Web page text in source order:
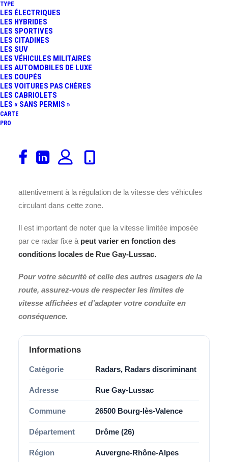
TYPE
LES ÉLECTRIQUES
LES HYBRIDES
LES SPORTIVES
LES CITADINES
LES SUV
LES VÉHICULES MILITAIRES
LES AUTOMOBILES DE LUXE
LES COUPÉS
LES VOITURES PAS CHÈRES
LES CABRIOLETS
LES « SANS PERMIS »
CARTE
PRO
CeRadar vitesse fixe discriminant, capable de
fixée à90 , a été installé depuis le
Bourg-lès-Valence , aux environs de
attentivement à la régulation de la vitesse des véhicules
circulant dans cette zone.
Il est important de noter que la vitesse limitée imposée
par ce radar fixe à peut varier en fonction des
conditions locales de Rue Gay-Lussac.
Pour votre sécurité et celle des autres usagers de la
route, assurez-vous de respecter les limites de
vitesse affichées et d’adapter votre conduite en
conséquence.
Informations
Catégorie Radars, Radars discriminant
Adresse Rue Gay-Lussac
Commune 26500 Bourg-lès-Valence
Département Drôme (26)
Région Auvergne-Rhône-Alpes